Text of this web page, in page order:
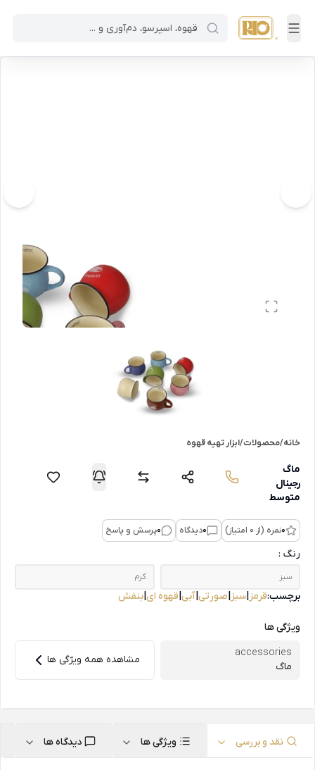
خانه/محصولات/ابزار تهیه قهوه
ماگ
رجینال
متوسط
0نمره (از 0 امتیاز) 0دیدگاه 0پرسش و پاسخ
رنگ :
سبز کرم
برچسب:قرمز سبز صورتی آبی قهوه ای بنفش
ویژگی ها
accessories
ماگ
مشاهده همه ویژگی ها
نقد و بررسی ویژگی ها دیدگاه ها